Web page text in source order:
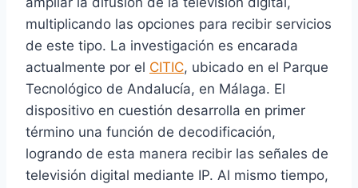
multiplicando las opciones para recibir servicios
de este tipo. La investigación es encarada
actualmente por el CITIC, ubicado en el Parque
Tecnológico de Andalucía, en Málaga. El
dispositivo en cuestión desarrolla en primer
término una función de decodificación,
logrando de esta manera recibir las señales de
televisión digital mediante IP. Al mismo tiempo,